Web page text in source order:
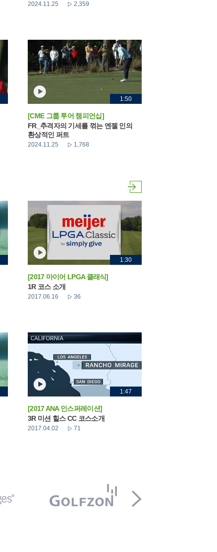
2024.11.25 2,359
1:50
[CME 그룹 투어 챔피언십]
FR_추격자의 기세를 꺾는 엔젤 인의
환상적인 퍼트
2024.11.25 1,768
1:30
[2017 마이어 LPGA 클래식]
1R 코스 소개
2017.06.16 36
1:47
[2017 ANA 인스퍼레이션]
3R 미션 힐스 CC 코스소개
2017.04.02 71